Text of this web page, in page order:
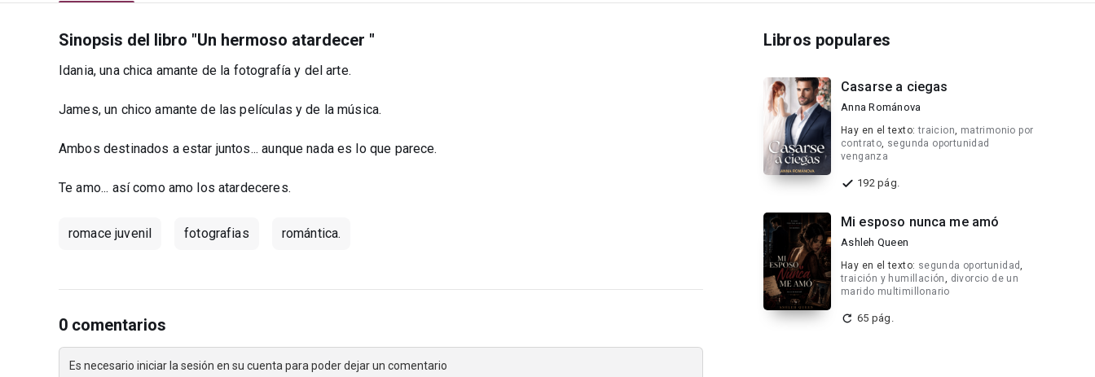
Sinopsis del libro "Un hermoso atardecer "
Idania, una chica amante de la fotografía y del arte.
James, un chico amante de las películas y de la música.
Ambos destinados a estar juntos... aunque nada es lo que parece.
Te amo... así como amo los atardeceres.
romace juvenil fotografias romántica.
0 comentarios
Es necesario iniciar la sesión en su cuenta para poder dejar un comentario
Libros populares
Casarse a ciegas
Anna Románova
Hay en el texto:traicion, matrimonio por
contrato, segunda oportunidad
venganza
192 pág.
Mi esposo nunca me amó
Ashleh Queen
Hay en el texto: segunda oportunidad,
traición y humillación, divorcio de un
marido multimillonario
65 pág.